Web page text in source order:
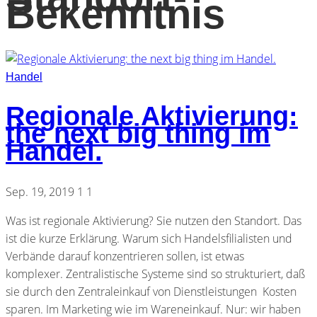
Bekenntnis
Handel
Regionale Aktivierung:
the next big thing im
Handel.
Sep. 19, 2019 1 1
Was ist regionale Aktivierung? Sie nutzen den Standort. Das
ist die kurze Erklärung. Warum sich Handelsfilialisten und
Verbände darauf konzentrieren sollen, ist etwas
komplexer. Zentralistische Systeme sind so strukturiert, daß
sie durch den Zentraleinkauf von Dienstleistungen Kosten
sparen. Im Marketing wie im Wareneinkauf. Nur: wir haben